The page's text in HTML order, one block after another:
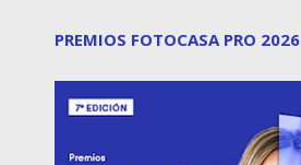
PREMIOS FOTOCASA PRO 2026